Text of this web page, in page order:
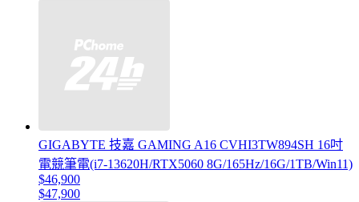
GIGABYTE 技嘉 GAMING A16 CVHI3TW894SH 16吋
電競筆電(i7-13620H/RTX5060 8G/165Hz/16G/1TB/Win11)
$46,900
$47,900